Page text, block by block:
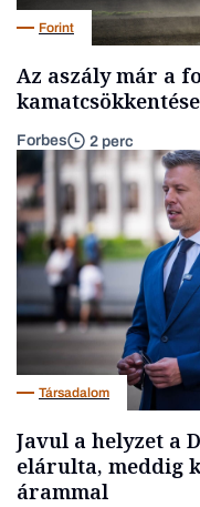
Forint
Az aszály már a
Forbes 2 perc
Társadalom
Javul a helyzet a
elárulta, meddig
árammal